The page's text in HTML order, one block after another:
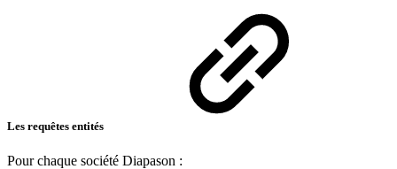
Les requêtes entités
Pour chaque société Diapason :